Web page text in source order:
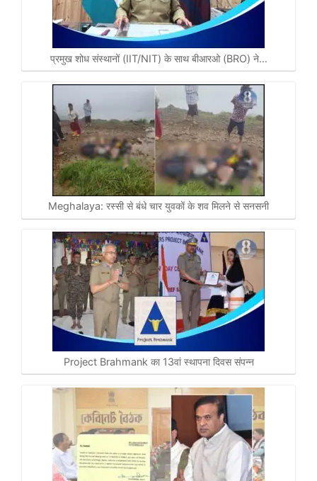
प्रमुख शोध संस्थानों (IIT/NIT) के साथ बीआरओ (BRO) ने…
Meghalaya: रस्सी से बंधे चार युवकाें के शव मिलने से सनसनी
Project Brahmank का 13वां स्थापना दिवस संपन्न